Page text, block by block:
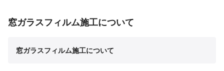
窓ガラスフィルム施工について
窓ガラスフィルム施工について